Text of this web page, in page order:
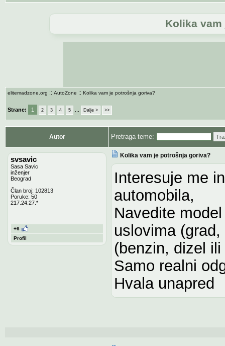
Kolika
elitemadzone.org :: AutoZone :: Kolika vam je potrošnja goriva?
Strane: 1 2 3 4 5 Dalje > >>
Autor Pretraga teme:
svsavic
Sasa Savic
inženjer
Beograd
Član broj: 102813
Poruke: 50
217.24.27.*
+6
Profil
Kolika vam je potrošnja goriva?
Interesuje me
automobila,
Navedite
uslovima
(benzin, dizel ili
Samo realni
Hvala unapred